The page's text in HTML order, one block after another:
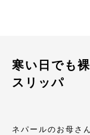
寒い日でも
スリッパ
ネパールのお母さ